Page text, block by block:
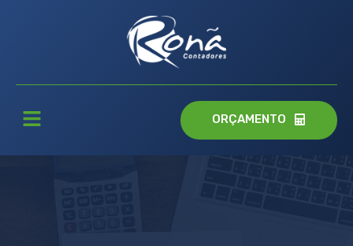
ORÇAMENTO